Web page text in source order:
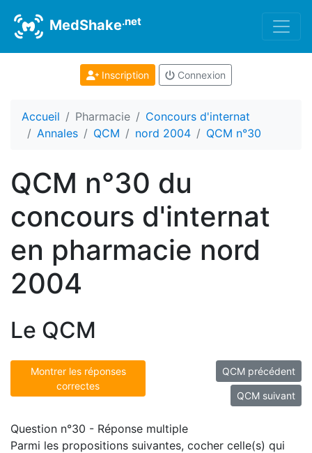
MedShake.net
Inscription Connexion
Accueil Pharmacie
Concours d'internat
Annales
QCM nord 2004 QCM n°30
QCM n°30 du
concours d'internat
en pharmacie nord
2004
Le QCM
Montrer les réponses
correctes
QCM précédent
QCM suivant
Question n°30 - Réponse multiple
Parmi les propositions suivantes, cocher celle(s) qui